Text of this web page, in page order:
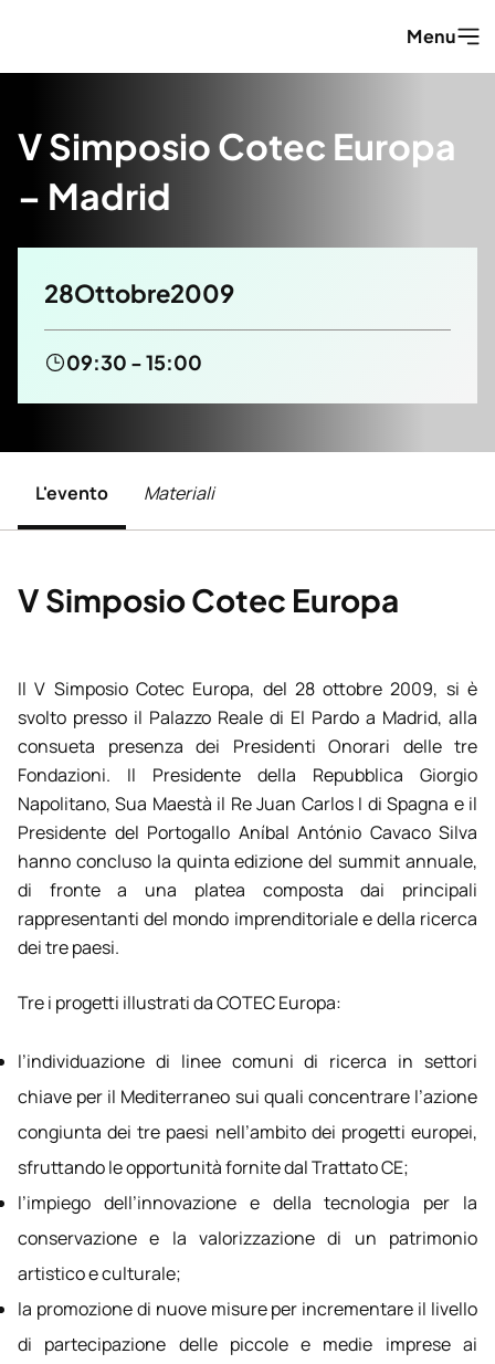
Menu
V Simposio Cotec Europa
– Madrid
28Ottobre2009
09:30 - 15:00
L'evento
Materiali
V Simposio Cotec Europa
Il V Simposio Cotec Europa, del 28 ottobre 2009, si è
svolto presso il Palazzo Reale di El Pardo a Madrid, alla
consueta presenza dei Presidenti Onorari delle tre
Fondazioni. Il Presidente della Repubblica Giorgio
Napolitano, Sua Maestà il Re Juan Carlos I di Spagna e il
Presidente del Portogallo Aníbal António Cavaco Silva
hanno concluso la quinta edizione del summit annuale,
di fronte a una platea composta dai principali
rappresentanti del mondo imprenditoriale e della ricerca
dei tre paesi.
Tre i progetti illustrati da COTEC Europa:
l’individuazione di linee comuni di ricerca in settori
chiave per il Mediterraneo sui quali concentrare l’azione
congiunta dei tre paesi nell’ambito dei progetti europei,
sfruttando le opportunità fornite dal Trattato CE;
l’impiego dell’innovazione e della tecnologia per la
conservazione e la valorizzazione di un patrimonio
artistico e culturale;
la promozione di nuove misure per incrementare il livello
di partecipazione delle piccole e medie imprese ai